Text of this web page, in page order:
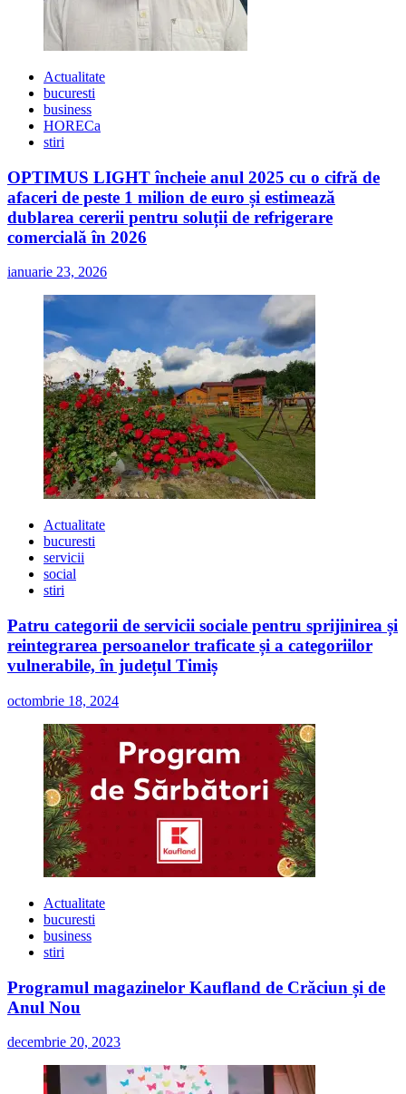
Actualitate
bucuresti
business
HORECa
stiri
OPTIMUS LIGHT încheie anul 2025 cu o cifră de
afaceri de peste 1 milion de euro și estimează
dublarea cererii pentru soluții de refrigerare
comercială în 2026
ianuarie 23, 2026
Actualitate
bucuresti
servicii
social
stiri
Patru categorii de servicii sociale pentru sprijinirea și
reintegrarea persoanelor traficate și a categoriilor
vulnerabile, în județul Timiș
octombrie 18, 2024
Actualitate
bucuresti
business
stiri
Programul magazinelor Kaufland de Crăciun și de
Anul Nou
decembrie 20, 2023